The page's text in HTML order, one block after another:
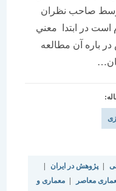
نظران
ابتدا معني
آن مطالعه
در ایران
|
| معماری و